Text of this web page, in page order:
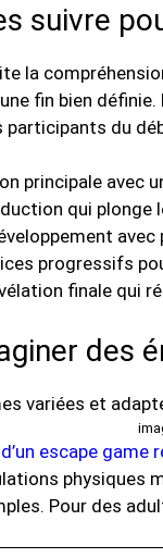
suivre
la
fin bien
participants du
principale avec
qui plonge
progressifs
finale qui
des
escape game
physiques
Pour des